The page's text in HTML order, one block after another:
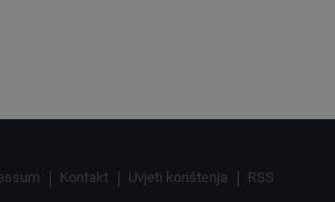
Kontakt Uvjeti korištenja RSS